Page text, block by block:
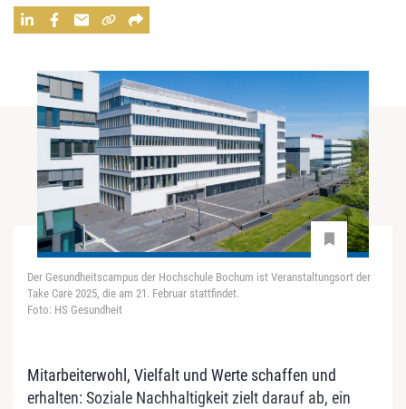
Der Gesundheitscampus der Hochschule Bochum ist Veranstaltungsort der
Take Care 2025, die am 21. Februar stattfindet.
Foto: HS Gesundheit
Mitarbeiterwohl, Vielfalt und Werte schaffen und
erhalten: Soziale Nachhaltigkeit zielt darauf ab, ein